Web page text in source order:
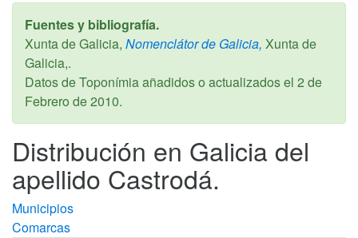
Fuentes y bibliografía.
Xunta de Galicia, Nomenclátor de Galicia, Xunta de
Galicia,.
Datos de Toponímia añadidos o actualizados el 2 de
Febrero de 2010.
Distribución en Galicia del
apellido Castrodá.
Municipios
Comarcas